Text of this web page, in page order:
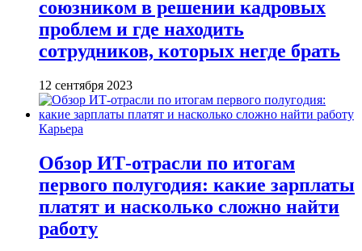
союзником в решении кадровых
проблем и где находить
сотрудников, которых негде брать
12 сентября 2023
Карьера
Обзор ИТ-отрасли по итогам
первого полугодия: какие зарплаты
платят и насколько сложно найти
работу